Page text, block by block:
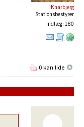
Knarbjerg
Stationsbestyrer
Indlæg: 180
0 kan lide